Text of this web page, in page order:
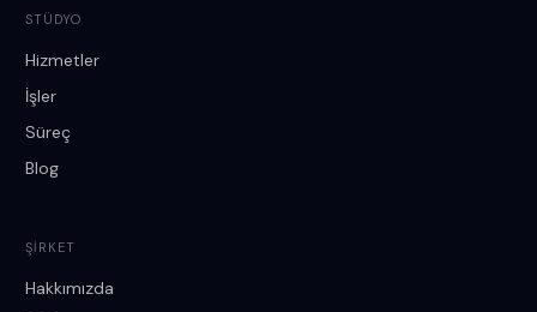
STÜDYO
Hizmetler
İşler
Süreç
Blog
ŞIRKET
Hakkımızda